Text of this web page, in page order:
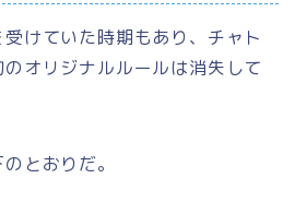
受けていた時期もあり、チャト
オリジナルルールは消失して
とおりだ。